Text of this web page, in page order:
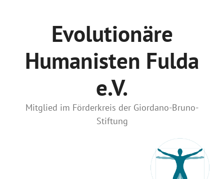
Evolutionäre
Humanisten Fulda
e.V.
Mitglied im Förderkreis der Giordano-Bruno-
Stiftung